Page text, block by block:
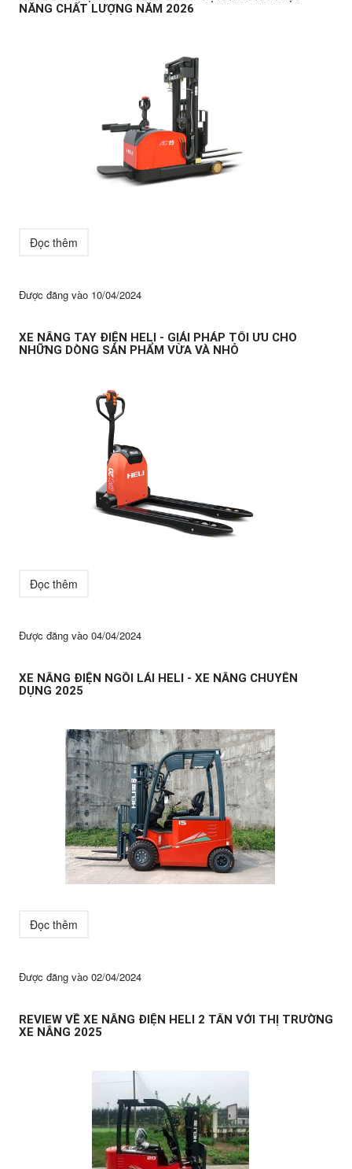
NĂNG CHẤT LƯỢNG NĂM 2026
Đọc thêm
Được đăng vào 10/04/2024
XE NÂNG TAY ĐIỆN HELI - GIẢI PHÁP TỐI ƯU CHO
NHỮNG DÒNG SẢN PHẨM VỪA VÀ NHỎ
Đọc thêm
Được đăng vào 04/04/2024
XE NÂNG ĐIỆN NGỒI LÁI HELI - XE NÂNG CHUYÊN
DỤNG 2025
Đọc thêm
Được đăng vào 02/04/2024
REVIEW VỀ XE NÂNG ĐIỆN HELI 2 TẤN VỚI THỊ TRƯỜNG
XE NÂNG 2025